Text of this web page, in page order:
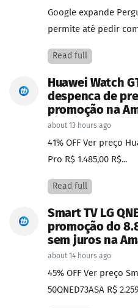
Google expande
permite até pedir
Read full
Huawei Watch
despenca de
promoção na
about 13 hours ago
41% OFF Ver preço
Pro R$ 1.485,00 R$...
Read full
Smart TV LG
promoção do
sem juros na
about 14 hours ago
45% OFF Ver preço
50QNED73ASA R$